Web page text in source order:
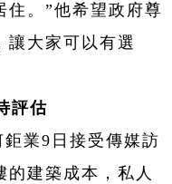
住。”他希望政府尊
讓大家可以有選
評估
業9日接受傳媒訪
的建築成本，私人